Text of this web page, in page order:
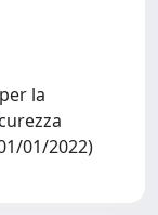
la
01/2022)